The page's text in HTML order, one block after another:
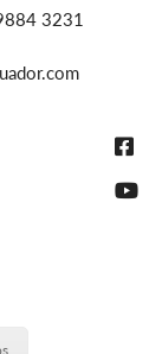
3231